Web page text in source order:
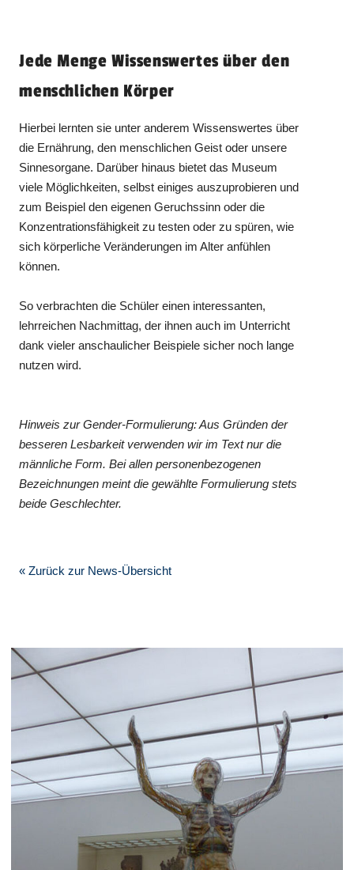
Jede Menge Wissenswertes über den
menschlichen Körper
Hierbei lernten sie unter anderem Wissenswertes über
die Ernährung, den menschlichen Geist oder unsere
Sinnesorgane. Darüber hinaus bietet das Museum
viele Möglichkeiten, selbst einiges auszuprobieren und
zum Beispiel den eigenen Geruchssinn oder die
Konzentrationsfähigkeit zu testen oder zu spüren, wie
sich körperliche Veränderungen im Alter anfühlen
können.
So verbrachten die Schüler einen interessanten,
lehrreichen Nachmittag, der ihnen auch im Unterricht
dank vieler anschaulicher Beispiele sicher noch lange
nutzen wird.
Hinweis zur Gender-Formulierung: Aus Gründen der
besseren Lesbarkeit verwenden wir im Text nur die
männliche Form. Bei allen personenbezogenen
Bezeichnungen meint die gewählte Formulierung stets
beide Geschlechter.
« Zurück zur News-Übersicht